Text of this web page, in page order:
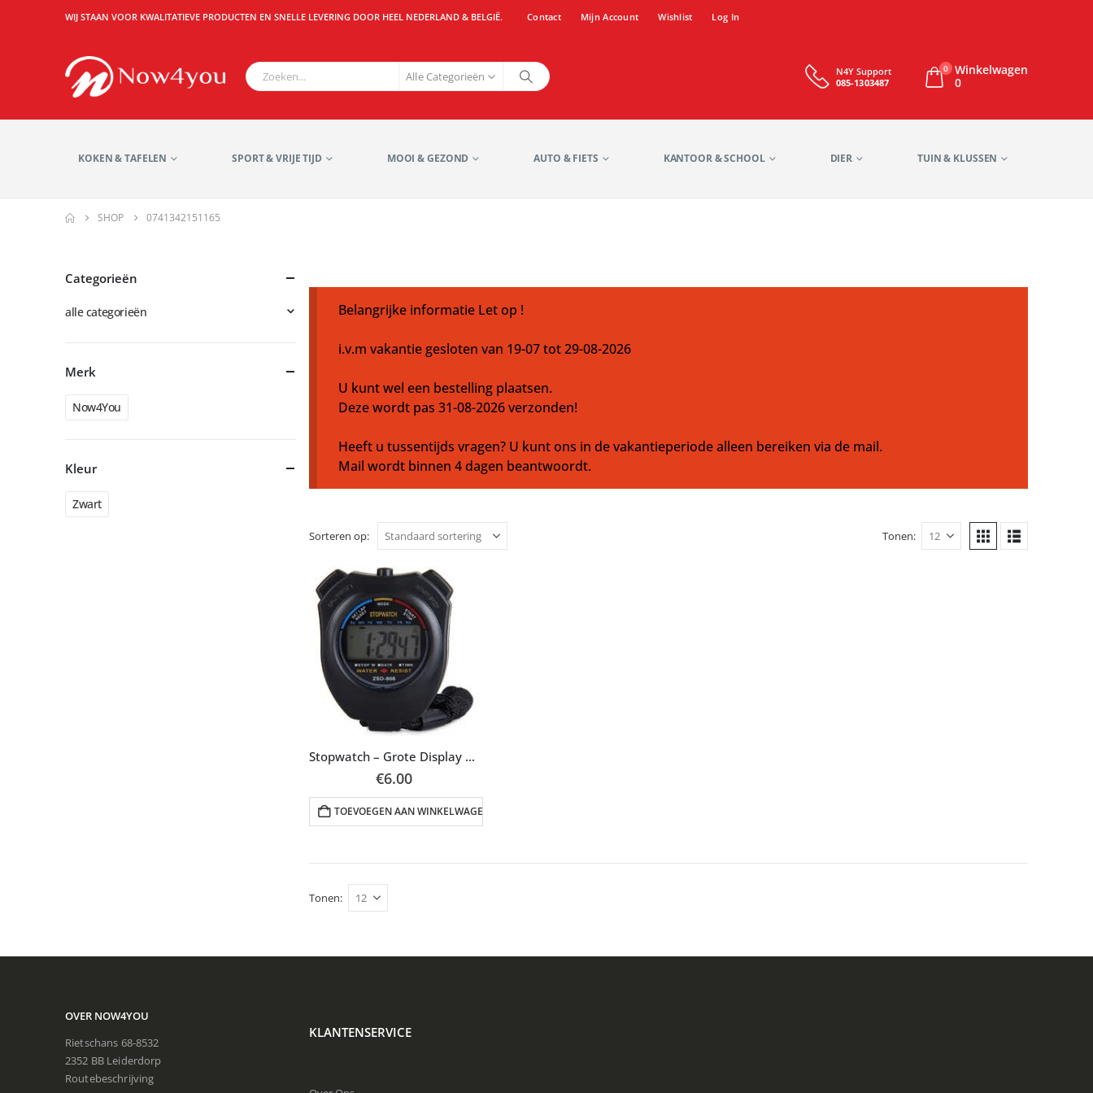
WIJ STAAN VOOR KWALITATIEVE PRODUCTEN EN SNELLE LEVERING DOOR HEEL NEDERLAND & BELGIË. Contact Mijn Account Wishlist Log In
Alle Categorieën
N4Y Support
085-1303487
0 Winkelwagen
0
KOKEN & TAFELEN SPORT & VRIJE TIJD MOOI & GEZOND AUTO & FIETS KANTOOR & SCHOOL DIER TUIN & KLUSSEN
SHOP 0741342151165
Belangrijke informatie Let op !
i.v.m vakantie gesloten van 19-07 tot 29-08-2026
U kunt wel een bestelling plaatsen.
Deze wordt pas 31-08-2026 verzonden!
Heeft u tussentijds vragen? U kunt ons in de vakantieperiode alleen bereiken via de mail.
Mail wordt binnen 4 dagen beantwoordt.
Sorteren op: Tonen:
Stopwatch – Grote Display – Zwart (bulk)
€6.00
TOEVOEGEN AAN WINKELWAGEN
Tonen:
Categorieën
alle categorieën
Merk
Now4You
Kleur
Zwart
OVER NOW4YOU
Rietschans 68-8532
2352 BB Leiderdorp
Routebeschrijving
KLANTENSERVICE